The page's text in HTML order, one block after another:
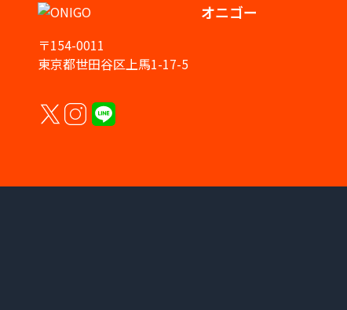
オニゴー
〒154-0011
東京都世田谷区上馬1-17-5